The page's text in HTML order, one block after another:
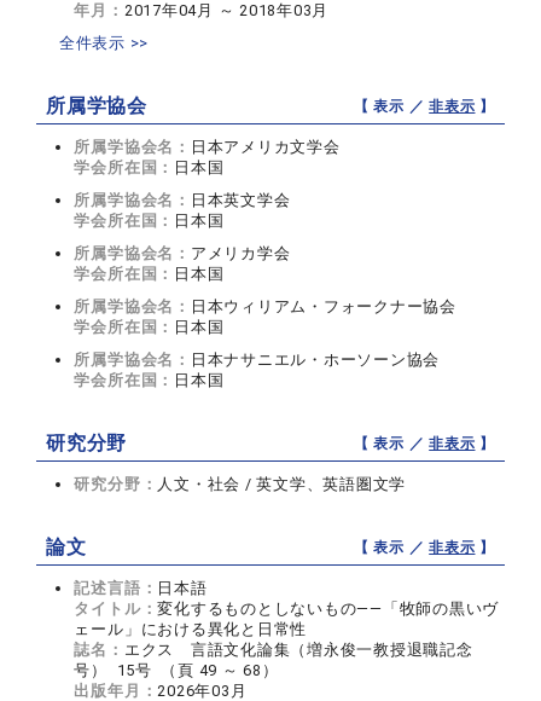
年月： 2017年04月 ～ 2018年03月
全件表示 >>
所属学協会 【 表示 ／非表示 】
所属学協会名： 日本アメリカ文学会
学会所在国： 日本国
所属学協会名： 日本英文学会
学会所在国： 日本国
所属学協会名： アメリカ学会
学会所在国： 日本国
所属学協会名： 日本ウィリアム・フォークナー協会
学会所在国： 日本国
所属学協会名： 日本ナサニエル・ホーソーン協会
学会所在国： 日本国
研究分野 【 表示 ／非表示 】
研究分野： 人文・社会 / 英文学、英語圏文学
論文 【 表示 ／非表示 】
記述言語： 日本語
タイトル：変化するものとしないもの――「牧師の黒いヴ
ェール」における異化と日常性
誌名： エクス 言語文化論集（増永俊一教授退職記念
号） 15号 （頁 49 ～ 68）
出版年月：2026年03月